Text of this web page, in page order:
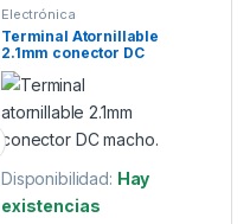
Electrónica
Terminal Atornillable
2.1mm conector DC
macho
Disponibilidad: Hay
existencias